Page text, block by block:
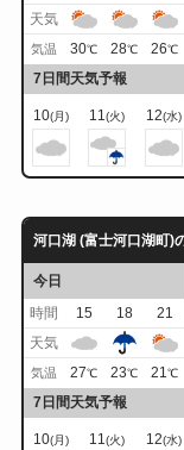
天気
気温 30℃ 28℃ 26℃
7日間天気予報
10(月) 11(火) 12(水)
河口湖 (富士河口湖町)
今日
時間
15 18 21
天気
気温 27℃ 23℃ 21℃
7日間天気予報
10(月) 11(火) 12(水)